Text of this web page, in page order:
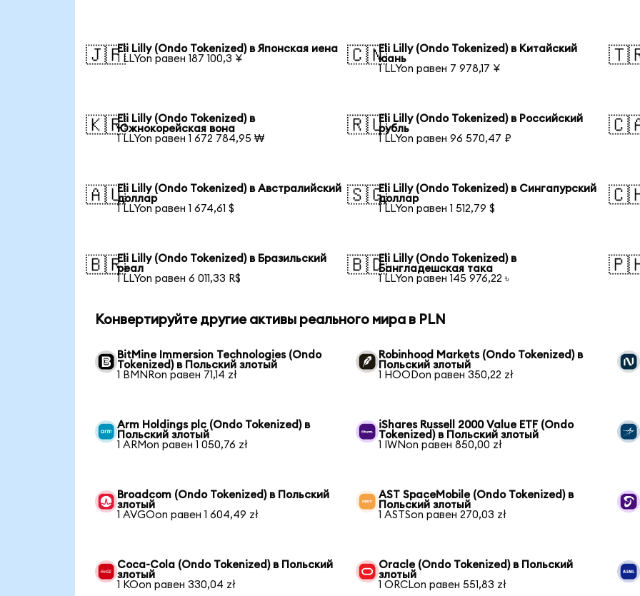
🇯🇵Eli Lilly (Ondo Tokenized) в Японская иена
1 LLYon равен 187 100,3 ¥
🇨🇳Eli Lilly (Ondo Tokenized) в Китайский
юань
1 LLYon равен 7 978,17 ¥
🇰🇷Eli Lilly (Ondo Tokenized) в
Южнокорейская вона
1 LLYon равен 1 672 784,95 ₩
🇷🇺Eli Lilly (Ondo Tokenized) в Российский
рубль
1 LLYon равен 96 570,47 ₽
🇦🇺Eli Lilly (Ondo Tokenized) в Австралийский
доллар
1 LLYon равен 1 674,61 $
🇸🇬Eli Lilly (Ondo Tokenized) в Сингапурский
доллар
1 LLYon равен 1 512,79 $
🇧🇷Eli Lilly (Ondo Tokenized) в Бразильский
реал
1 LLYon равен 6 011,33 R$
🇧🇩Eli Lilly (Ondo Tokenized) в
Бангладешская така
1 LLYon равен 145 976,22 ৳
Конвертируйте другие активы реального мира в PLN
BitMine Immersion Technologies (Ondo
Tokenized) в Польский злотый
1 BMNRon равен 71,14 zł
Robinhood Markets (Ondo Tokenized) в
Польский злотый
1 HOODon равен 350,22 zł
Arm Holdings plc (Ondo Tokenized) в
Польский злотый
1 ARMon равен 1 050,76 zł
iShares Russell 2000 Value ETF (Ondo
Tokenized) в Польский злотый
1 IWNon равен 850,00 zł
Broadcom (Ondo Tokenized) в Польский
злотый
1 AVGOon равен 1 604,49 zł
AST SpaceMobile (Ondo Tokenized) в
Польский злотый
1 ASTSon равен 270,03 zł
Coca-Cola (Ondo Tokenized) в Польский
злотый
1 KOon равен 330,04 zł
Oracle (Ondo Tokenized) в Польский
злотый
1 ORCLon равен 551,83 zł